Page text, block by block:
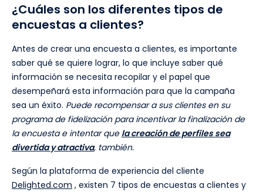
¿Cuáles son los diferentes tipos de
encuestas a clientes?
Antes de crear una encuesta a clientes, es importante
saber qué se quiere lograr, lo que incluye saber qué
información se necesita recopilar y el papel que
desempeñará esta información para que la campaña
sea un éxito. Puede recompensar a sus clientes en su
programa de fidelización para incentivar la finalización de
la encuesta e intentar que la creación de perfiles sea
divertida y atractiva, también.
Según la plataforma de experiencia del cliente
Delighted.com , existen 7 tipos de encuestas a clientes y